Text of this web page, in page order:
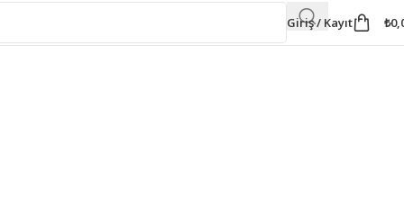
Giriş / Kayıt ₺